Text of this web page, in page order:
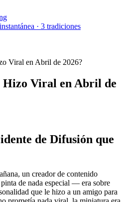
· 3 tradiciones
Viral en Abril de 2026?
Hizo Viral en Abril de
de Difusión que
un creador de contenido
de nada especial — era sobre
que le hizo a un amigo para